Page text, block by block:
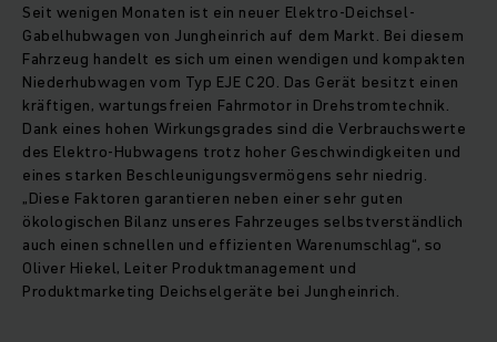
Seit wenigen Monaten ist ein neuer Elektro-Deichsel-
Gabelhubwagen von Jungheinrich auf dem Markt. Bei diesem
Fahrzeug handelt es sich um einen wendigen und kompakten
Niederhubwagen vom Typ EJE C20. Das Gerät besitzt einen
kräftigen, wartungsfreien Fahrmotor in Drehstromtechnik.
Dank eines hohen Wirkungsgrades sind die Verbrauchswerte
des Elektro-Hubwagens trotz hoher Geschwindigkeiten und
eines starken Beschleunigungsvermögens sehr niedrig.
„Diese Faktoren garantieren neben einer sehr guten
ökologischen Bilanz unseres Fahrzeuges selbstverständlich
auch einen schnellen und effizienten Warenumschlag“, so
Oliver Hiekel, Leiter Produktmanagement und
Produktmarketing Deichselgeräte bei Jungheinrich.